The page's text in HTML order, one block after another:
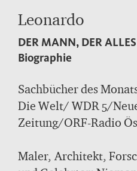
Leonardo
DER MANN, DER
Biographie
Sachbücher des
Die Welt/ WDR 5/
Zeitung/ORF-Radio
Maler, Architekt,